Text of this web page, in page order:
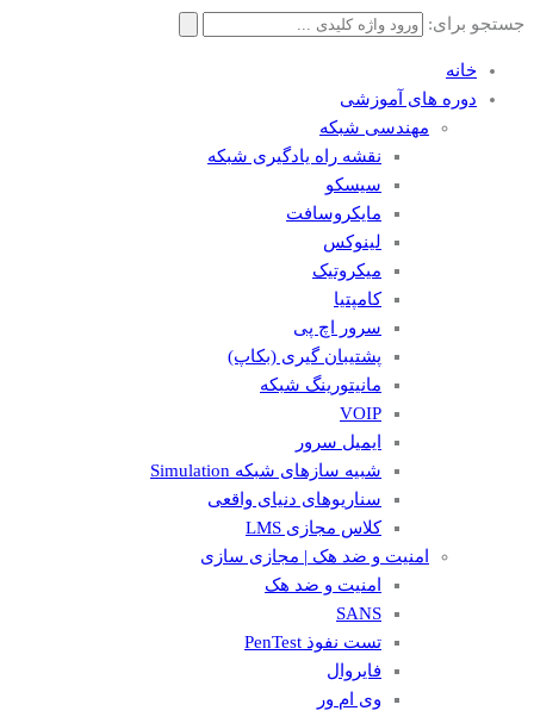
جستجو برای:
خانه
دوره های آموزشی
مهندسی شبکه
نقشه راه یادگیری شبکه
سیسکو
مایکروسافت
لینوکس
میکروتیک
کامپتیا
سرور اچ پی
پشتیبان گیری (بکاپ)
مانيتورينگ شبکه
VOIP
ایمیل سرور
شبیه سازهای شبکه Simulation
سناریوهای دنیای واقعی
کلاس مجازی LMS
امنیت و ضد هک | مجازی سازی
امنیت و ضد هک
SANS
تست نفوذ PenTest
فایروال
وی ام ور